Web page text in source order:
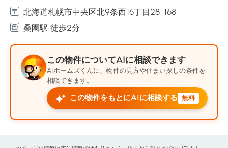
北海道札幌市中央区北9条西16丁目28-168
桑園駅 徒歩2分
この物件についてAIに相談できます
AIホームズくんに、物件の見方や住まい探しの条件を
相談できます。
この物件をもとにAIに相談する 無料